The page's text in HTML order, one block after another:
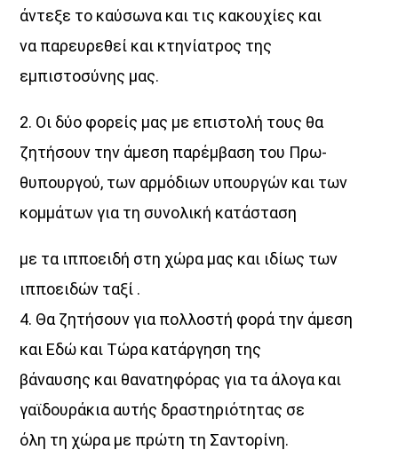
Θεμα Υγειας
Μια Θάλασσα Τραγούδια
ΜΟΥΣΙΚΗ
16:00
18:00
HOT 40 Θέμης Γεωργαντάς
Μελωδικές Ιστορίες
20:00
21:00
άντεξε το καύσωνα και τις κακουχίες και
να παρευρεθεί και κτηνίατρος της
εμπιστοσύνης μας.
2. Οι δύο φορείς μας με επιστολή τους θα
ζητήσουν την άμεση παρέμβαση του Πρω-
θυπουργού, των αρμόδιων υπουργών και των
κομμάτων για τη συνολική κατάσταση
με τα ιπποειδή στη χώρα μας και ιδίως των
ιπποειδών ταξί .
4. Θα ζητήσουν για πολλοστή φορά την άμεση
και Εδώ και Τώρα κατάργηση της
βάναυσης και θανατηφόρας για τα άλογα και
γαϊδουράκια αυτής δραστηριότητας σε
όλη τη χώρα με πρώτη τη Σαντορίνη.